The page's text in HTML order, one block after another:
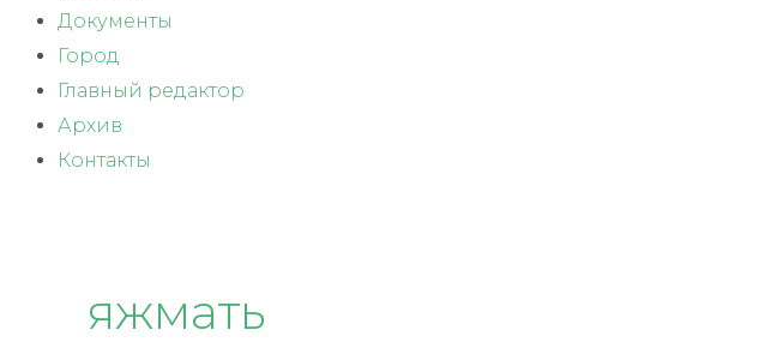
Документы
Город
Главный редактор
Архив
Контакты
яжмать